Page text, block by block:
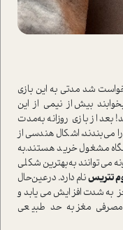
شد مدتی به این بازی
بیش از نیمی از این
از بازی روزانه به‌مدت
می‌بندند، اشکال هندسی از
مشغول خرید هستند‌.به
می‌توانند به‌بهترین شکلی
تتریسنام دارد. درعین‌حال
به‌شدت افزایش می‌یابد و
مغز به حد طبیعی